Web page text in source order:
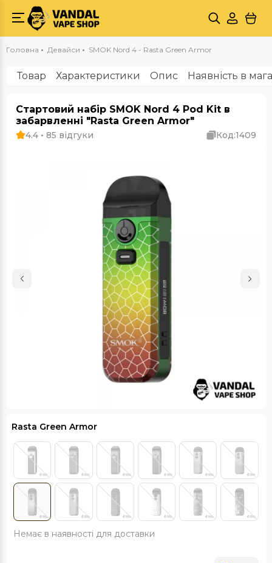
Головна Девайси SMOK Nord 4 - Rasta Green Armor
Товар Характеристики Опис Наявність в
Стартовий набір SMOK Nord 4 Pod Kit в
забарвленні "Rasta Green Armor"
4.4 • 85 відгуки Код:1409
Rasta Green Armor
Немає в наявності для доставки